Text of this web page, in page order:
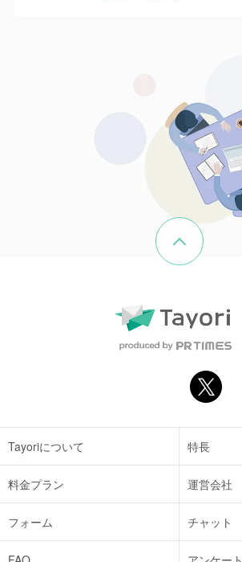
Tayoriについて 特長
料金プラン 運営会社
フォーム チャット